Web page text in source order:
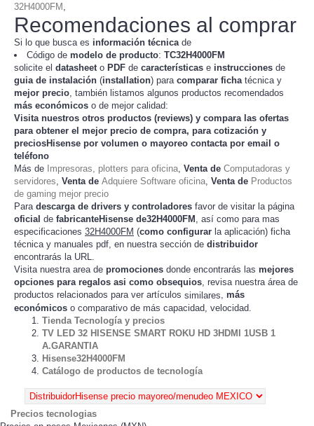
32H4000FM
Recomendaciones al comprar
Si lo que busca es información técnica de
Código de modelo de producto: TC32H4000FM
solicite el datasheet o PDF de características e instrucciones de
guia de instalación (installation) para comparar ficha técnica y
mejor precio , también listamos algunos productos recomendados
más económicos o de mejor calidad:
Visita nuestros otros productos (reviews) y compara las ofertas
para obtener el mejor precio de compra, para cotización y
preciosHisense por volumen o mayoreo contacta por email o
teléfono
Más de Impresoras, plotters para oficina Venta de Computadoras y
servidores Venta de Adquiere Software oficina Venta de Productos
de gaming mejor precio
Para descarga de drivers y controladores favor de visitar la página
oficial de fabricanteHisense de32H4000FM , así como para mas
especificaciones 32H4000FM (como configurar la aplicación) ficha
técnica y manuales pdf, en nuestra sección de distribuidor
encontrarás la URL.
Visita nuestra area de promociones donde encontrarás las mejores
opciones para regalos asi como obsequios, revisa nuestra área de
productos relacionados para ver artículos similares, más
económicos o comparativo de más capacidad, velocidad.
Tienda Tecnología y precios
TV LED 32 HISENSE SMART ROKU HD 3HDMI 1USB 1
A.GARANTIA
Hisense32H4000FM
Catálogo de productos de tecnología
Precios tecnologias